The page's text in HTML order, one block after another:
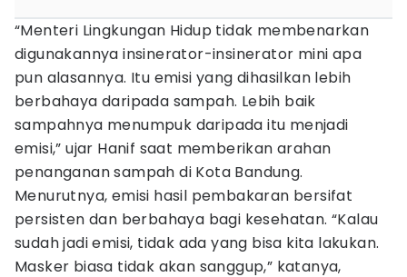
“Menteri Lingkungan Hidup tidak membenarkan
digunakannya insinerator-insinerator mini apa
pun alasannya. Itu emisi yang dihasilkan lebih
berbahaya daripada sampah. Lebih baik
sampahnya menumpuk daripada itu menjadi
emisi,” ujar Hanif saat memberikan arahan
penanganan sampah di Kota Bandung.
Menurutnya, emisi hasil pembakaran bersifat
persisten dan berbahaya bagi kesehatan. “Kalau
sudah jadi emisi, tidak ada yang bisa kita lakukan.
Masker biasa tidak akan sanggup,” katanya,